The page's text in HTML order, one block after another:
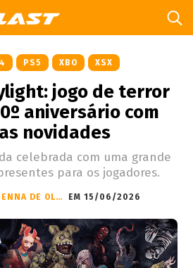
PS5 XBO XSX
jogo de terror
aniversário com
novidades
celebrada com uma grande
para os jogadores.
MATHEUS SENNA DE OLIVEIRA EM 15/06/2026